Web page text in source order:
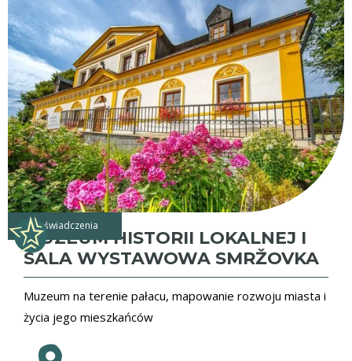
doświadczenia
MUZEUM HISTORII LOKALNEJ I
SALA WYSTAWOWA SMRŽOVKA
Muzeum na terenie pałacu, mapowanie rozwoju miasta i
życia jego mieszkańców